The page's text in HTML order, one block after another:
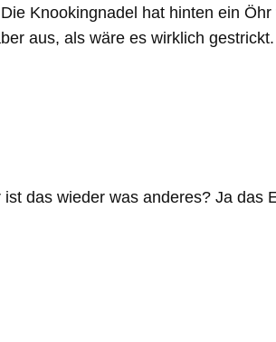
Knookingnadel hat hinten ein
aus, als wäre es wirklich
das wieder was anderes? Ja das